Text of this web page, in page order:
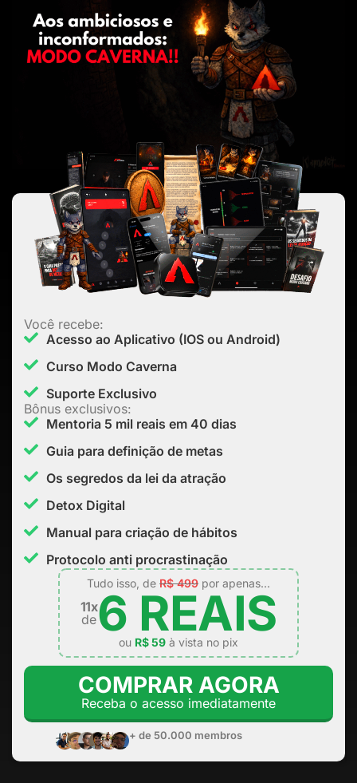
Você recebe:
Acesso ao Aplicativo (IOS ou Android)
Curso Modo Caverna
Suporte Exclusivo
Bônus exclusivos:
Mentoria 5 mil reais em 40 dias
Guia para definição de metas
Os segredos da lei da atração
Detox Digital
Manual para criação de hábitos
Protocolo anti procrastinação
Tudo isso, de R$ 499 por apenas...
11x
de6 REAIS
ou R$ 59 à vista no pix
COMPRAR AGORA
Receba o acesso imediatamente
+ de 50.000 membros